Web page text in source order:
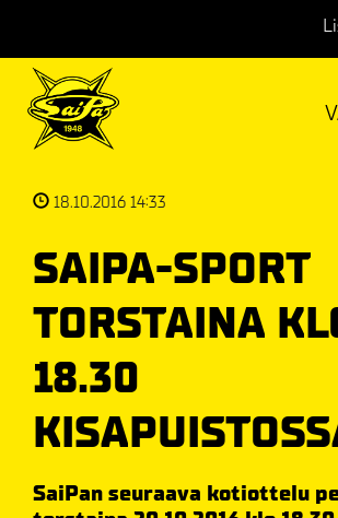
18.10.2016 14:33
SAIPA-SPORT
TORSTAINA
18.30
SaiPan seuraava kotiottelu